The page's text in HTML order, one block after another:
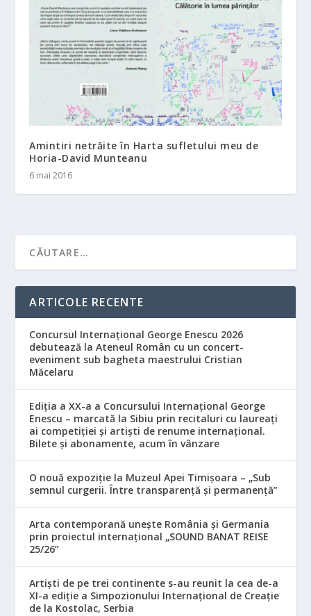
Amintiri netrăite în Harta sufletului meu de
Horia-David Munteanu
6 mai 2016
ARTICOLE RECENTE
Concursul Internațional George Enescu 2026
debutează la Ateneul Român cu un concert-
eveniment sub bagheta maestrului Cristian
Măcelaru
Ediția a XX-a a Concursului Internațional George
Enescu – marcată la Sibiu prin recitaluri cu laureați
ai competiției și artiști de renume internațional.
Bilete și abonamente, acum în vânzare
O nouă expoziție la Muzeul Apei Timișoara – „Sub
semnul curgerii. Între transparență și permanență”
Arta contemporană unește România și Germania
prin proiectul internațional „SOUND BANAT REISE
25/26”
Artiști de pe trei continente s-au reunit la cea de-a
XI-a ediție a Simpozionului Internațional de Creație
de la Kostolac, Serbia